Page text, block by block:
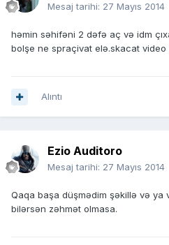
Mesaj tarihi: 27 Mayıs 2014
həmin səhifəni 2 dəfə aç və idm
bolşe ne spraçivat elə.skacat
Alıntı
Ezio Auditoro
Mesaj tarihi: 27 Mayıs 2014
Qaqa başa düşmədim şəkillə və ya
bilərsən zəhmət olmasa.